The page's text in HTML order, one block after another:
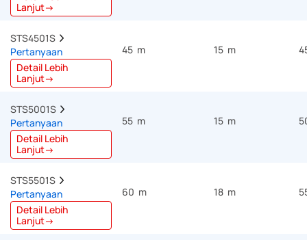
Lanjut→
STS4501S
Pertanyaan
Detail Lebih
Lanjut→
45 m 15 m
STS5001S
Pertanyaan
Detail Lebih
Lanjut→
55 m 15 m
STS5501S
Pertanyaan
Detail Lebih
Lanjut→
60 m 18 m